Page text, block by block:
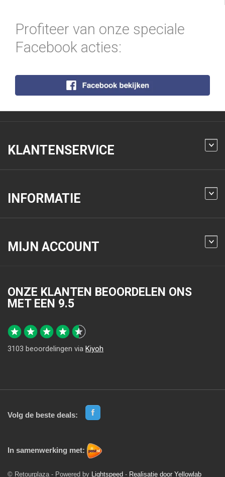
Profiteer van onze speciale
Facebook acties:
KLANTENSERVICE
INFORMATIE
MIJN ACCOUNT
ONZE KLANTEN BEOORDELEN ONS
MET EEN 9.5
3103 beoordelingen via Kiyoh
Volg de beste deals:
In samenwerking met:
© Retourplaza - Powered by Lightspeed - Realisatie door Yellowlab